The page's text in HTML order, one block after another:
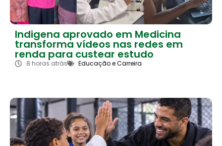
Indigena aprovado em Medicina
transforma vídeos nas redes em
renda para custear estudo
8 horas atrás Educação e Carreira